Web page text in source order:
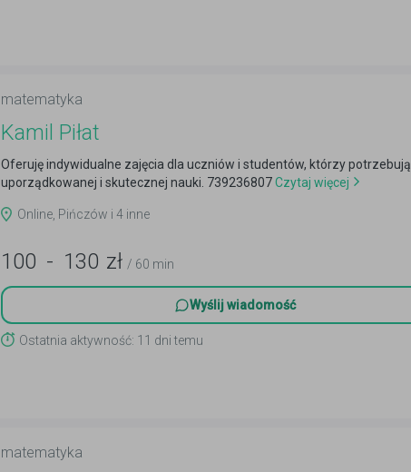
matematyka
Kamil Piłat
Oferuję indywidualne zajęcia dla uczniów i studentów, którzy potrzebują
uporządkowanej i skutecznej nauki. 739236807Czytaj więcej
Online, Pińczów i 4 inne
100 - 130 zł / 60 min
Wyślij wiadomość
Ostatnia aktywność: 11 dni temu
matematyka